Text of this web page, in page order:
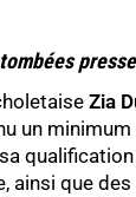
presse
Zia
un minimum
ainsi que